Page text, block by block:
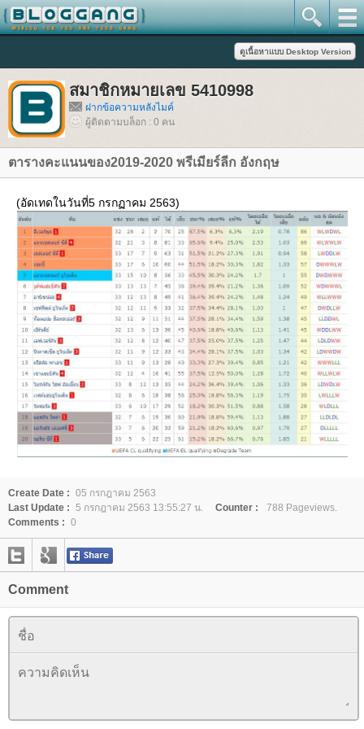
สมาชิกหมายเลข 5410998
ฝากข้อความหลังไมค์
ผู้ติดตามบล็อก : 0 คน
ตารางคะแนนของ2019-2020 พรีเมียร์ลีก อังกฤษ
(อัดเทดในวันที่5 กรกฏาคม 2563)
Create Date : 05 กรกฎาคม 2563
Last Update : 5 กรกฎาคม 2563 13:55:27 น. Counter :
788 Pageviews.
Comments : 0
Comment